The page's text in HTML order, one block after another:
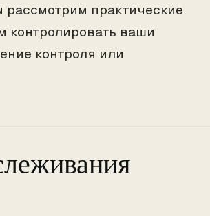
рассмотрим практические
контролировать ваши
контроля или